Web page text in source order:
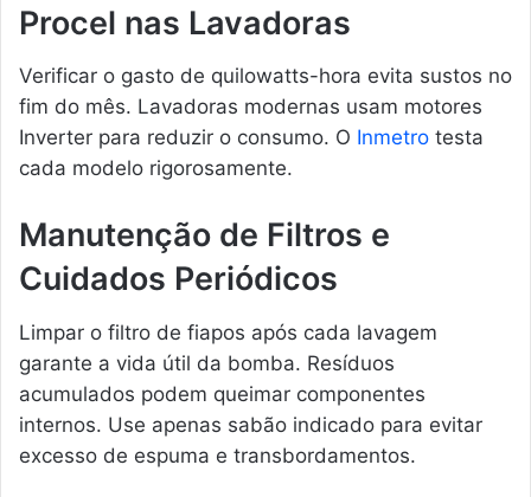
Procel nas Lavadoras
Verificar o gasto de quilowatts-hora evita sustos no
fim do mês. Lavadoras modernas usam motores
Inverter para reduzir o consumo. O Inmetro testa
cada modelo rigorosamente.
Manutenção de Filtros e
Cuidados Periódicos
Limpar o filtro de fiapos após cada lavagem
garante a vida útil da bomba. Resíduos
acumulados podem queimar componentes
internos. Use apenas sabão indicado para evitar
excesso de espuma e transbordamentos.